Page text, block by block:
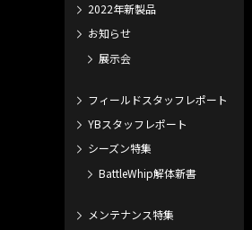
2022年新製品
お知らせ
展示会
フィールドスタッフレポート
YBスタッフレポート
シーズン特集
BattleWhip解体新書
メンテナンス特集